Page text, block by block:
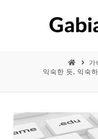
가
익숙한 듯, 익숙